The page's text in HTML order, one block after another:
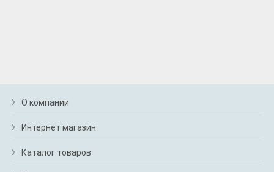
О компании
Интернет магазин
Каталог товаров